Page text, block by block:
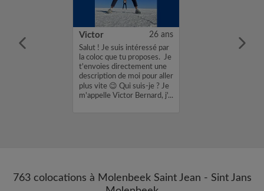
un peu
Victor 26 ans
Salut ! Je suis intéressé par
la coloc que tu proposes. Je
t'envoies directement une
description de moi pour aller
plus vite 😉 Qui suis-je ? Je
m'appelle Victor Bernard, j'...
763 colocations à Molenbeek Saint Jean - Sint Jans